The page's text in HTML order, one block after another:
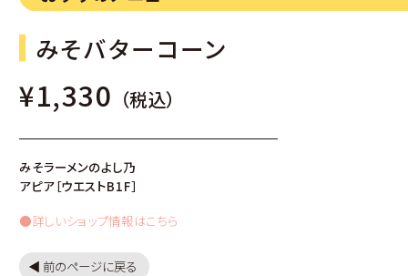
みそバターコーン
¥1,330 （税込）
みそラーメンのよし乃
アピア［ウエストB1F］
●詳しいショップ情報はこちら
◀︎ 前のページに戻る